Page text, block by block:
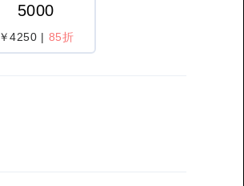
5000
￥4250 | 85折